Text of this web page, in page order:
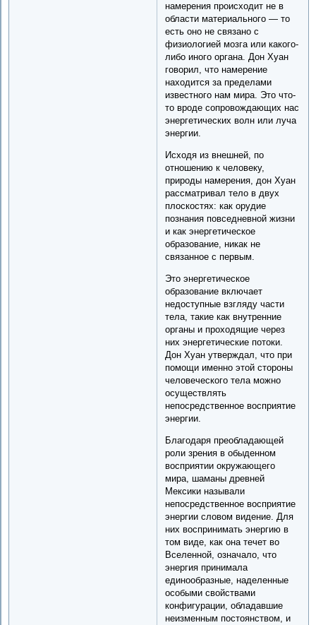
намерения происходит не в
области материального — то
есть оно не связано с
физиологией мозга или какого-
либо иного органа. Дон Хуан
говорил, что намерение
находится за пределами
известного нам мира. Это что-
то вроде сопровождающих нас
энергетических волн или луча
энергии.
Исходя из внешней, по
отношению к человеку,
природы намерения, дон Хуан
рассматривал тело в двух
плоскостях: как орудие
познания повседневной жизни
и как энергетическое
образование, никак не
связанное с первым.
Это энергетическое
образование включает
недоступные взгляду части
тела, такие как внутренние
органы и проходящие через
них энергетические потоки.
Дон Хуан утверждал, что при
помощи именно этой стороны
человеческого тела можно
осуществлять
непосредственное восприятие
энергии.
Благодаря преобладающей
роли зрения в обыденном
восприятии окружающего
мира, шаманы древней
Мексики называли
непосредственное восприятие
энергии словом видение. Для
них воспринимать энергию в
том виде, как она течет во
Вселенной, означало, что
энергия принимала
единообразные, наделенные
особыми свойствами
конфигурации, обладавшие
неизменным постоянством, и